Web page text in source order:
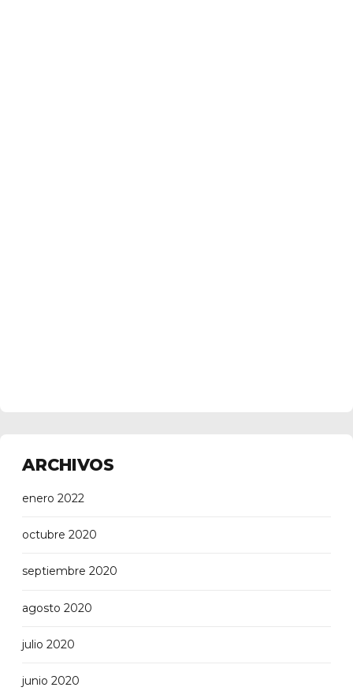
ARCHIVOS
enero 2022
octubre 2020
septiembre 2020
agosto 2020
julio 2020
junio 2020